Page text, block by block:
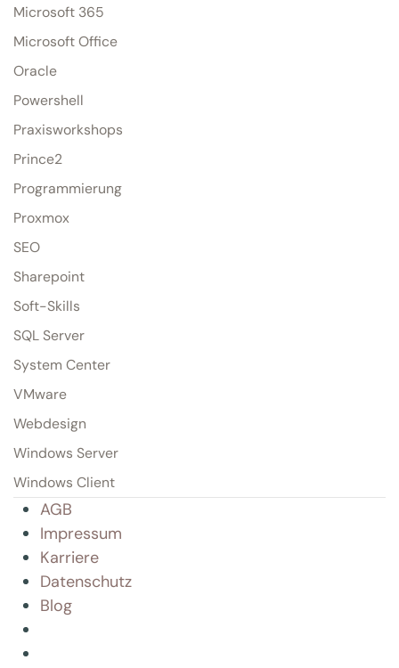
Microsoft 365
Microsoft Office
Oracle
Powershell
Praxisworkshops
Prince2
Programmierung
Proxmox
SEO
Sharepoint
Soft-Skills
SQL Server
System Center
VMware
Webdesign
Windows Server
Windows Client
AGB
Impressum
Karriere
Datenschutz
Blog